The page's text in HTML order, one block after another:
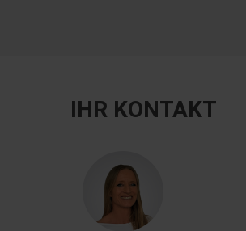
IHR KONTAKT